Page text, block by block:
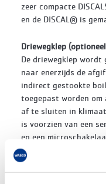
zeer compacte
en de DISCAL® is
Driewegklep
De driewegklep
naar enerzijds de
indirect gestookte
toegepast worden
af te sluiten in
is voorzien van een
en een
zowel bruikbaar in
Dankzij een speciaal
servomotor snel